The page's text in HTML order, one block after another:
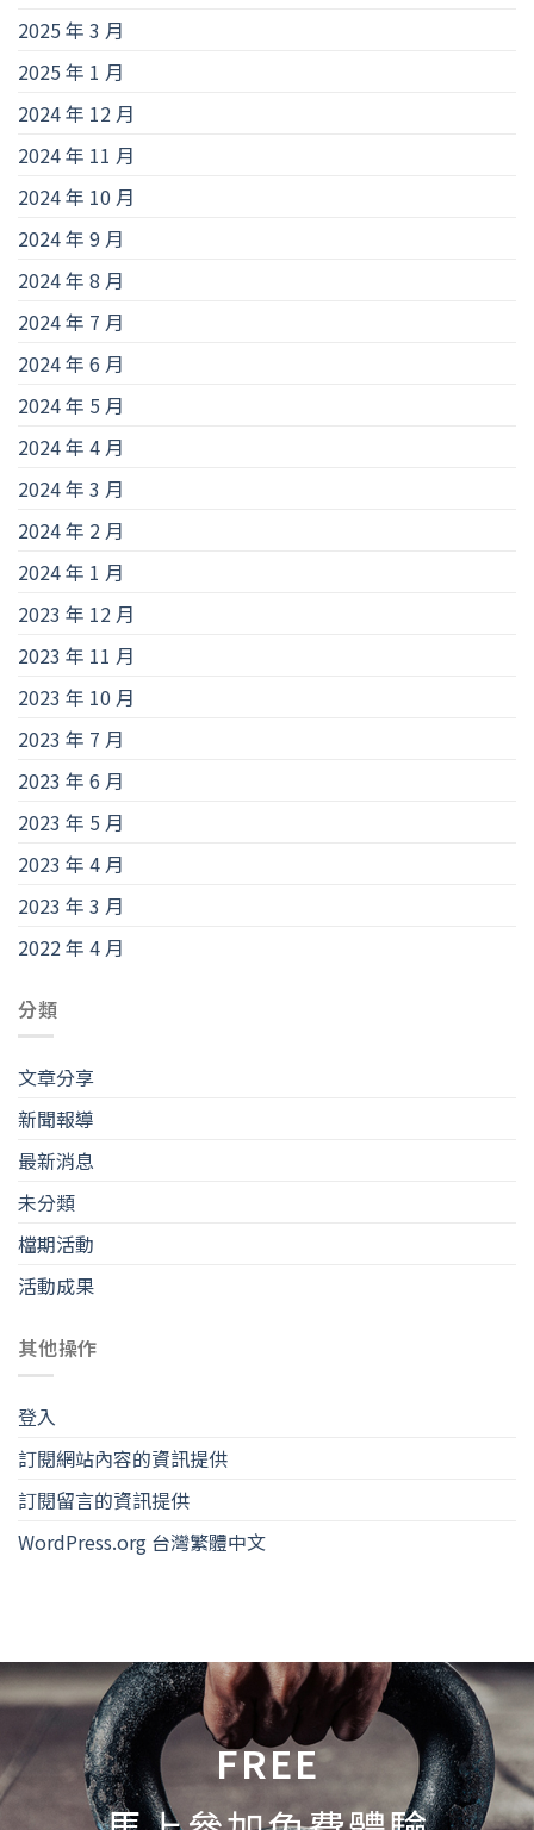
2025 年 3 月
2025 年 1 月
2024 年 12 月
2024 年 11 月
2024 年 10 月
2024 年 9 月
2024 年 8 月
2024 年 7 月
2024 年 6 月
2024 年 5 月
2024 年 4 月
2024 年 3 月
2024 年 2 月
2024 年 1 月
2023 年 12 月
2023 年 11 月
2023 年 10 月
2023 年 7 月
2023 年 6 月
2023 年 5 月
2023 年 4 月
2023 年 3 月
2022 年 4 月
分類
文章分享
新聞報導
最新消息
未分類
檔期活動
活動成果
其他操作
登入
訂閱網站內容的資訊提供
訂閱留言的資訊提供
WordPress.org 台灣繁體中文
FREE